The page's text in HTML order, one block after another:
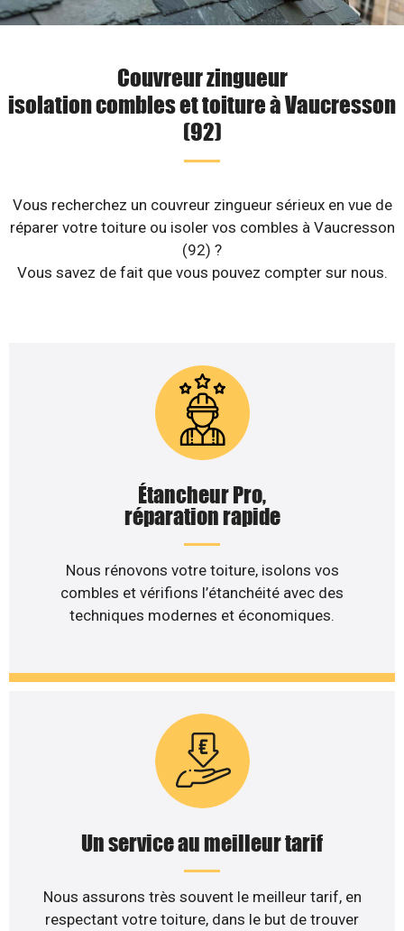
Couvreur zingueur
isolation combles et toiture à Vaucresson
(92)
Vous recherchez un couvreur zingueur sérieux en vue de
réparer votre toiture ou isoler vos combles à Vaucresson
(92) ?
Vous savez de fait que vous pouvez compter sur nous.
Étancheur Pro,
réparation rapide
Nous rénovons votre toiture, isolons vos
combles et vérifions l’étanchéité avec des
techniques modernes et économiques.
Un service au meilleur tarif
Nous assurons très souvent le meilleur tarif, en
respectant votre toiture, dans le but de trouver